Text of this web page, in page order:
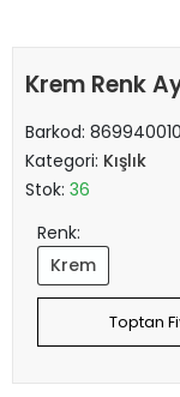
Krem Renk
Barkod:
Kategori: Kışlık
Stok: 36
Renk:
Krem
Toptan